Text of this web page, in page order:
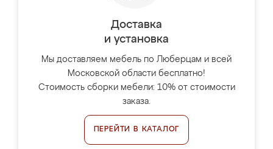
Доставка
и установка
Мы доставляем мебель по Люберцам и всей
Московской области бесплатно!
Стоимость сборки мебели: 10% от стоимости
заказа.
ПЕРЕЙТИ В КАТАЛОГ